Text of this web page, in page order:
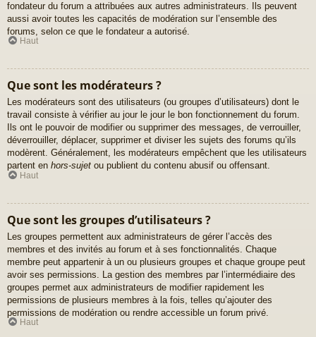
fondateur du forum a attribuées aux autres administrateurs. Ils peuvent
aussi avoir toutes les capacités de modération sur l’ensemble des
forums, selon ce que le fondateur a autorisé.
Haut
Que sont les modérateurs ?
Les modérateurs sont des utilisateurs (ou groupes d’utilisateurs) dont le
travail consiste à vérifier au jour le jour le bon fonctionnement du forum.
Ils ont le pouvoir de modifier ou supprimer des messages, de verrouiller,
déverrouiller, déplacer, supprimer et diviser les sujets des forums qu’ils
modèrent. Généralement, les modérateurs empêchent que les utilisateurs
partent en hors-sujet ou publient du contenu abusif ou offensant.
Haut
Que sont les groupes d’utilisateurs ?
Les groupes permettent aux administrateurs de gérer l’accès des
membres et des invités au forum et à ses fonctionnalités. Chaque
membre peut appartenir à un ou plusieurs groupes et chaque groupe peut
avoir ses permissions. La gestion des membres par l’intermédiaire des
groupes permet aux administrateurs de modifier rapidement les
permissions de plusieurs membres à la fois, telles qu’ajouter des
permissions de modération ou rendre accessible un forum privé.
Haut